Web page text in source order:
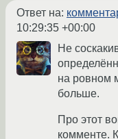
Ответ на:
10:29:35 +00:00
Не
на ровном
больше.
Про этот
комменте.